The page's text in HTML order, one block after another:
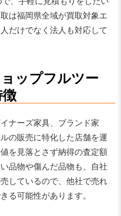
は福岡県全域が買取対象エ
だけでなく法人も対応して
ップフルツー
ナーズ家具、ブランド家
の販売に特化した店舗を運
を見落とさず納得の査定額
品物や傷んだ品物も、自社
しているので、他社で売れ
る可能性があります。